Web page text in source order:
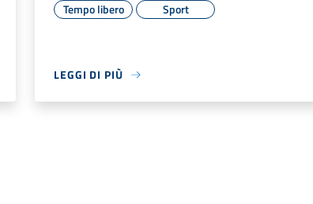
Tempo libero Sport
LEGGI DI PIÙ